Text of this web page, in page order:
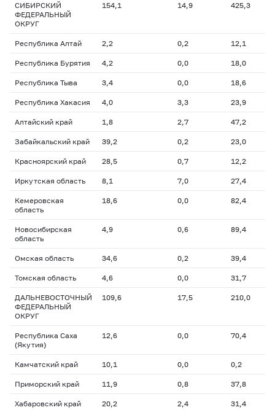
СИБИРСКИЙ
ФЕДЕРАЛЬНЫЙ
ОКРУГ
154,1 14,9 425,3
Республика Алтай 2,2 0,2 12,1
Республика Бурятия 4,2 0,0 18,0
Республика Тыва 3,4 0,0 18,6
Республика Хакасия 4,0 3,3 23,9
Алтайский край 1,8 2,7 47,2
Забайкальский край 39,2 0,2 23,0
Красноярский край 28,5 0,7 12,2
Иркутская область 8,1 7,0 27,4
Кемеровская
область
18,6 0,0 82,4
Новосибирская
область
4,9 0,6 89,4
Омская область 34,6 0,2 39,4
Томская область 4,6 0,0 31,7
ДАЛЬНЕВОСТОЧНЫЙ
ФЕДЕРАЛЬНЫЙ
ОКРУГ
109,6 17,5 210,0
Республика Саха
(Якутия)
12,6 0,0 70,4
Камчатский край 10,1 0,0 0,2
Приморский край 11,9 0,8 37,8
Хабаровский край 20,2 2,4 31,4